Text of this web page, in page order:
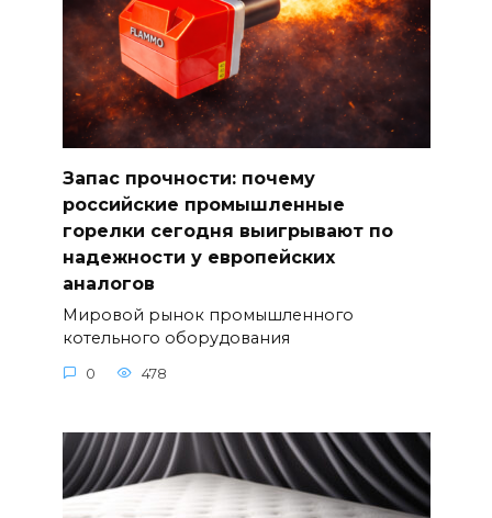
Запас прочности: почему
российские промышленные
горелки сегодня выигрывают по
надежности у европейских
аналогов
Мировой рынок промышленного
котельного оборудования
0 478